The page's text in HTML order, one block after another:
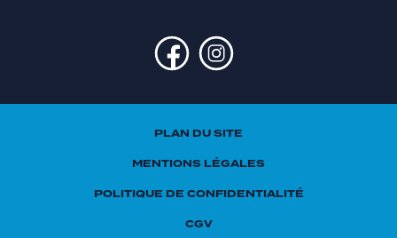
PLAN DU SITE
MENTIONS LÉGALES
POLITIQUE DE CONFIDENTIALITÉ
CGV